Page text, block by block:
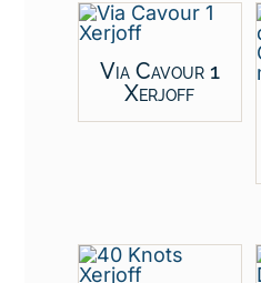
Via Cavour 1
Xerjoff